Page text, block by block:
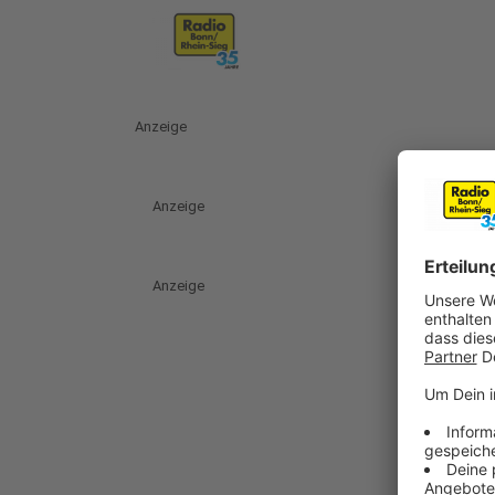
Anzeige
Anzeige
Anzeige